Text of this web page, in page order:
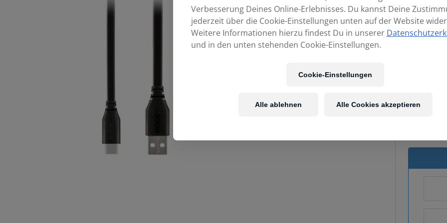
Verbesserung Deines Online-Erlebnisses. Du kannst Deine
jederzeit über die Cookie-Einstellungen unten auf der Website
Weitere Informationen hierzu findest Du in unserer
und in den unten stehenden Cookie-Einstellungen.
Cookie-Einstellungen
Alle ablehnen Alle Cookies akzeptieren